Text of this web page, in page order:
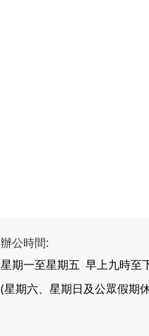
辦公時間:
星期一至星期五 早上九時至
(星期六、星期日及公眾假期